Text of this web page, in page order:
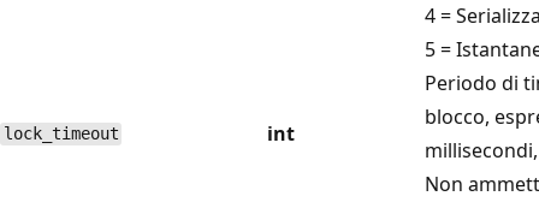
4 =
5 =
lock_timeout int
Periodo di
blocco,
Non